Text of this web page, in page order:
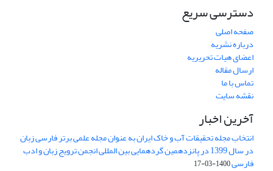
دسترسی سریع
صفحه اصلی
درباره نشریه
اعضای هیات تحریریه
ارسال مقاله
تماس با ما
نقشه سایت
آخرین اخبار
انتخاب مجله تحقیقات آب و خاک ایران به عنوان مجله علمی برتر فارسی زبان
در سال 1399 در پانزدهمین گردهمایی بین المللی انجمن ترویج زبان و ادب
فارسی1400-03-17